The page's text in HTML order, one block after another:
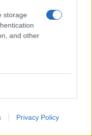
storage
and other
Privacy Policy
aperto 1